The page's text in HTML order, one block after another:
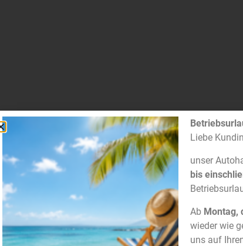
Liebe
unser
bis
Ab Montag,
wieder wie
uns auf